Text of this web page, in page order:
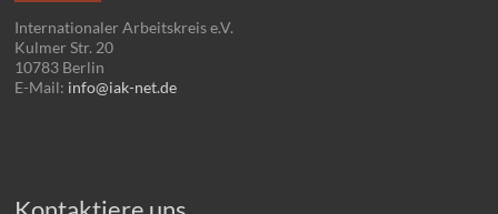
Internationaler Arbeitskreis e.V.
Kulmer Str. 20
10783 Berlin
E-Mail: info@iak-net.de